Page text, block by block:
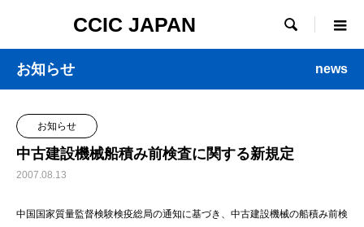
CCIC JAPAN 
お知らせ news
お知らせ
中古建設機械船積み前検査に関する新規定
2007.08.13
中国国家質量監督検験検疫総局の通知に基づき、中古建設機械の船積み前検